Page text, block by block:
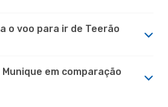
o voo para ir de Teerão
Munique em comparação